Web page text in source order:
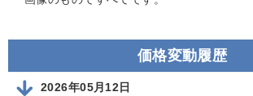
価格変動履歴
2026年05月12日